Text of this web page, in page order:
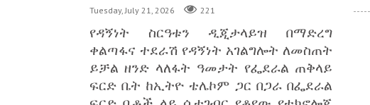
Tuesday, July 21, 2026 221
የዳኝነት ስርዓቱን ዲጂታላይዝ በማድረግ
ቀልጣፋና ተደራሽ የዳኝነት አገልግሎት ለመስጠት
ይቻል ዘንድ ላለፋት ዓመታት የፌደራል ጠቅላይ
ፍርድ ቤት ከኢትዮ ቴሌኮም ጋር በጋራ በፌደራል